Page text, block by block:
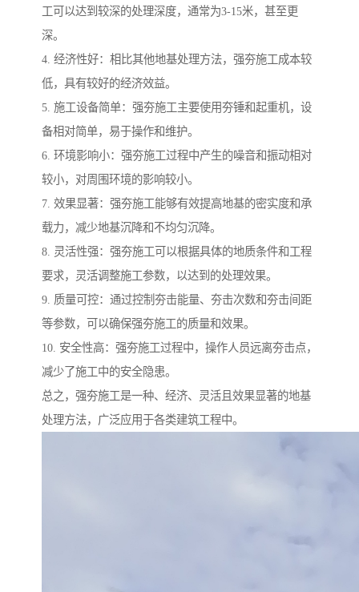
工可以达到较深的处理深度，通常为3-15米，甚至更
深。
4. 经济性好：相比其他地基处理方法，强夯施工成本较
低，具有较好的经济效益。
5. 施工设备简单：强夯施工主要使用夯锤和起重机，设
备相对简单，易于操作和维护。
6. 环境影响小：强夯施工过程中产生的噪音和振动相对
较小，对周围环境的影响较小。
7. 效果显著：强夯施工能够有效提高地基的密实度和承
载力，减少地基沉降和不均匀沉降。
8. 灵活性强：强夯施工可以根据具体的地质条件和工程
要求，灵活调整施工参数，以达到的处理效果。
9. 质量可控：通过控制夯击能量、夯击次数和夯击间距
等参数，可以确保强夯施工的质量和效果。
10. 安全性高：强夯施工过程中，操作人员远离夯击点，
减少了施工中的安全隐患。
总之，强夯施工是一种、经济、灵活且效果显著的地基
处理方法，广泛应用于各类建筑工程中。